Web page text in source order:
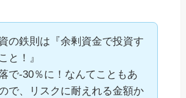
の鉄則は『余剰資金で投資す
と！』
で-30％に！なんてこともあ
で、リスクに耐えれる金額か